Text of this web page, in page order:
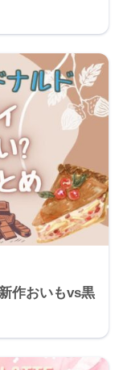
作おいもvs黒